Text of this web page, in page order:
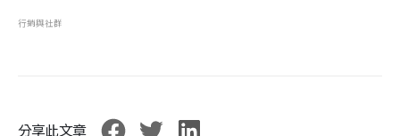
行銷與社群
分享此文章